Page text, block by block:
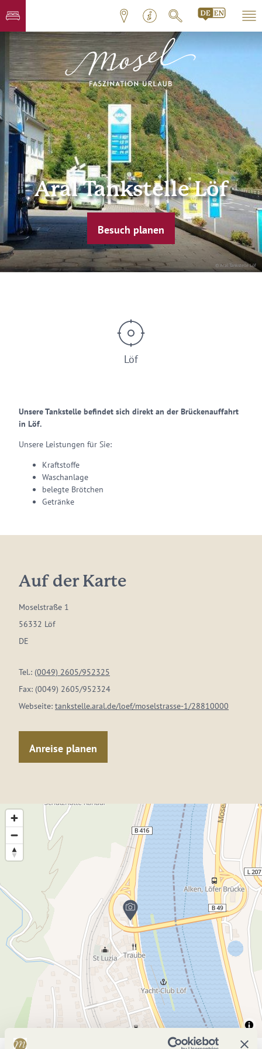
© Aral Tankstelle Löf
Aral Tankstelle Löf
Besuch planen
Löf
Unsere Tankstelle befindet sich direkt an der Brückenauffahrt
in Löf.
Unsere Leistungen für Sie:
Kraftstoffe
Waschanlage
belegte Brötchen
Getränke
Auf der Karte
Moselstraße 1
56332 Löf
DE
Tel.: (0049) 2605/952325
Fax: (0049) 2605/952324
Webseite: tankstelle.aral.de/loef/moselstrasse-1/28810000
Anreise planen